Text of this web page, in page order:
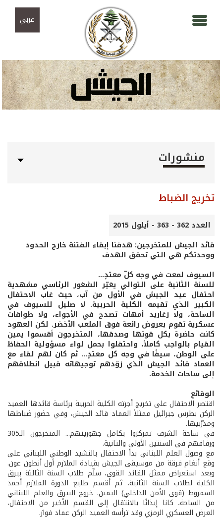
عربي
منشورات
تخريج الضباط
العدد 362 - 363 - أيلول 2015
قائد الجيش للمتخرجين: هدفنا إبقاء الفتنة خارج الحدود
ووحدتكم هي التي تحقق الهدف
السيوف لمعت في وجه كلّ معتدٍ...
للسنة الثانية على التوالي يغيّر الشغور الرئاسي مشهدية
احتفال عيد الجيش في الأول من آب، حيث غاب الاحتفال
الكبير الذي تقيمه الكلية الحربية. لا صليل للسيوف في
الساحة، ولا زغاريد أمهات تصدح في الأجواء، ولا طوافات
عسكرية تقوم بعروض رائعة فوق الملعب الأخضر. لكن العهود
كانت حاضرة بكل قوتها وصدقها، المتخرجون أقسموا يمين
القيام بالواجب كاملاً، واحتفلوا بحمل لواء مسؤولية الحفاظ
على الوطن، سيفًا في وجه كل معتدٍ... ثم كان لهم لقاء مع
العماد قائد الجيش الذي زوّدهم توجيهاته قبيل انطلاقهم
إلى ساحات الخدمة.
الوقائع
اقتصر الاحتفال على تخريج أجرته الكلية الحربية برئاسة قائدها العميد
الركن بطرس جبرائيل ممثلاً العماد قائد الجيش، وفي حضور ضباطها
ومدرّبيها.
في ساحة الشرف تمركزوا بكامل جهوزيتهم... المتخرجون الـ305
ورفاقهم في السنتين الأولى والثانية.
مع وصول العلم اللبناني بدأ الاحتفال بالنشيد الوطني اللبناني على
وقع أنغام فرقة من موسيقى الجيش بقيادة الملازم أول أنطون عون.
وبعد استعراض ممثل القائد القوى، سلّم طلاب السنة الثالثة بيرق
الكلية لطلاب السنة الثانية، ثم أقسم طليع الدورة الملازم أحمد
السمروط (قوى الأمن الداخلي) اليمين. خروج البيرق والعلم اللبناني
من الساحة، كانا إيذانًا بالانتقال إلى القسم الأخير من الاحتفال،
العرض العسكري الرمزي وقد ترأسه العميد الركن عماد فواز.